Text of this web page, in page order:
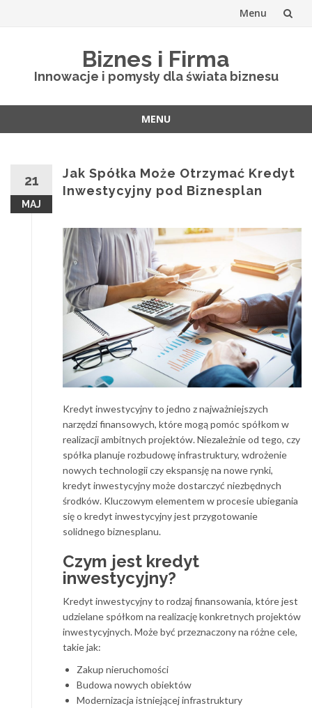
Menu
Biznes i Firma
Innowacje i pomysły dla świata biznesu
MENU
21
MAJ
Jak Spółka Może Otrzymać Kredyt
Inwestycyjny pod Biznesplan
Kredyt inwestycyjny to jedno z najważniejszych
narzędzi finansowych, które mogą pomóc spółkom w
realizacji ambitnych projektów. Niezależnie od tego, czy
spółka planuje rozbudowę infrastruktury, wdrożenie
nowych technologii czy ekspansję na nowe rynki,
kredyt inwestycyjny może dostarczyć niezbędnych
środków. Kluczowym elementem w procesie ubiegania
się o kredyt inwestycyjny jest przygotowanie
solidnego biznesplanu.
Czym jest kredyt
inwestycyjny?
Kredyt inwestycyjny to rodzaj finansowania, które jest
udzielane spółkom na realizację konkretnych projektów
inwestycyjnych. Może być przeznaczony na różne cele,
takie jak:
Zakup nieruchomości
Budowa nowych obiektów
Modernizacja istniejącej infrastruktury